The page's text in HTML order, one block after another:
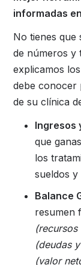
informadas
No tienes que
de números y
explicamos
debe conocer
de su clínica
Ingresos
que
los
sueldos y
Balance
resumen
(deudas
(valor